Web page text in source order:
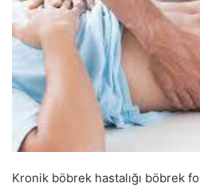
Kronik böbrek hastalığı böbrek